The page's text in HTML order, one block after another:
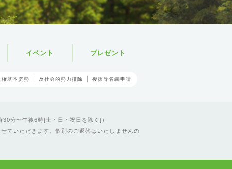
イベント プレゼント
権基本姿勢 反社会的勢力排除 後援等名義申請
分〜午後6時[土・日・祝日を除く]）
ていただきます。個別のご返答はいたしませんの